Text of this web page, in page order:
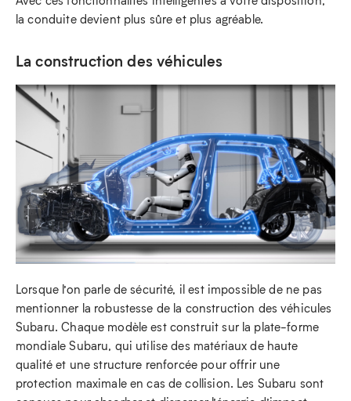
la conduite devient plus sûre et plus agréable.
La construction des véhicules
Lorsque l’on parle de sécurité, il est impossible de ne pas
mentionner la robustesse de la construction des véhicules
Subaru. Chaque modèle est construit sur la plate-forme
mondiale Subaru, qui utilise des matériaux de haute
qualité et une structure renforcée pour offrir une
protection maximale en cas de collision. Les Subaru sont